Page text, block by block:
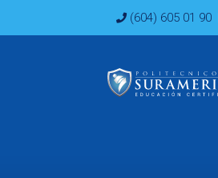
(604) 605 01 90